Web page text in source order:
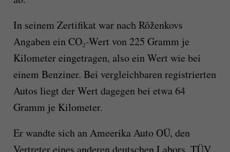
In seinem Zertifikat war nach Rõženkovs
Angaben ein CO₂-Wert von 225 Gramm je
Kilometer eingetragen, also ein Wert wie bei
einem Benziner. Bei vergleichbaren registrierten
Autos liegt der Wert dagegen bei etwa 64
Gramm je Kilometer.
Er wandte sich an Ameerika Auto OÜ, den
Vertreter eines anderen deutschen Labors, TÜV